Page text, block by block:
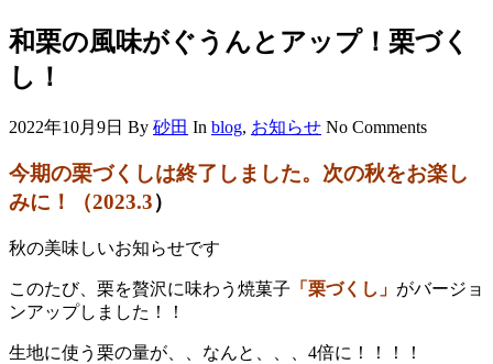
和栗の風味がぐうんとアップ！栗づく
し！
2022年10月9日 By 砂田 In blog, お知らせ No Comments
今期の栗づくしは終了しました。次の秋をお楽し
みに！（2023.3）
秋の美味しいお知らせです
このたび、栗を贅沢に味わう焼菓子 「栗づくし」 がバージョ
ンアップしました！！
生地に使う栗の量が、、なんと、、、4倍に！！！！